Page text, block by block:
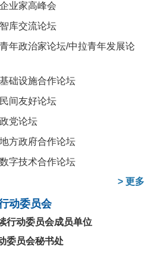
业家高峰会
库交流论坛
年政治家论坛/中拉青年发展论
础设施合作论坛
间友好论坛
党论坛
方政府合作论坛
字技术合作论坛
> 更多
动委员会
行动委员会成员单位
委员会秘书处